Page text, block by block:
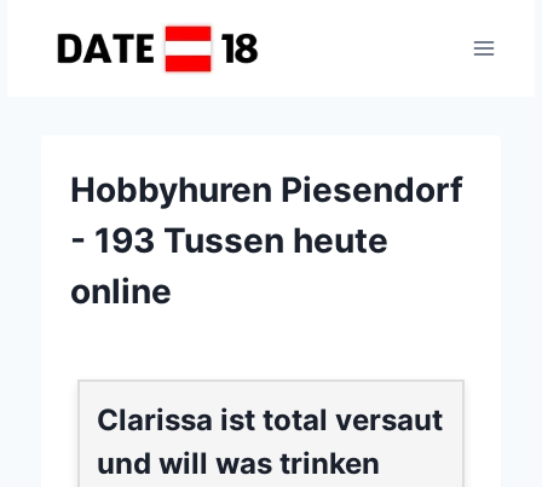
Hobbyhuren Piesendorf
- 193 Tussen heute
online
Clarissa ist total versaut
und will was trinken